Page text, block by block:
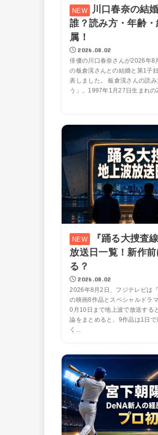
川口春奈の結
誰？読み方・年齢
属！
2026.08.02
俳優の川口春奈さんが2026年8
の板倉滉さんとの結婚と第1子
表しました。 板倉滉さんの読み
う」。1997年1月27日生まれの
『踊る大捜査
放送日一覧！新作
る？
2026.08.02
2026年8月2日、フジテレビは
の映画8作品とスペシャルドラ
0月10日まで地上波で放送する
論をまとめると、9作品は1日
く...